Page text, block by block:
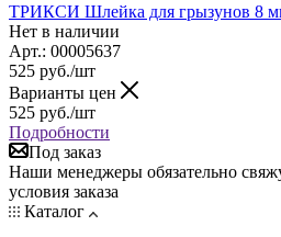
ТРИКСИ Шлейка для грызунов 8
Нет в наличии
Арт.: 00005637
525 руб./шт
Варианты цен
525 руб./шт
Подробности
Под заказ
Наши менеджеры обязательно
условия заказа
Каталог